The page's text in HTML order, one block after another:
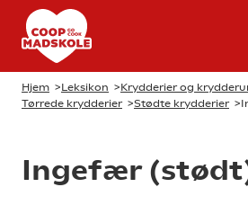
Hjem >Leksikon >Krydderier og
Tørrede krydderier >Stødte krydderier >
Ingefær